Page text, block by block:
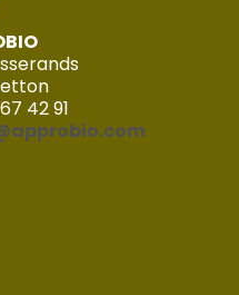
42 91